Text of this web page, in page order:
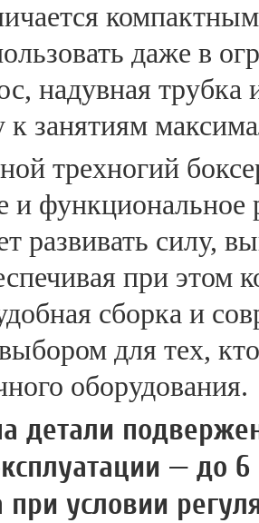
даже в
надувная трубка
к занятиям
трехногий
и
развивать силу,
при этом
сборка и
для тех,
оборудования.
детали
— до
условии